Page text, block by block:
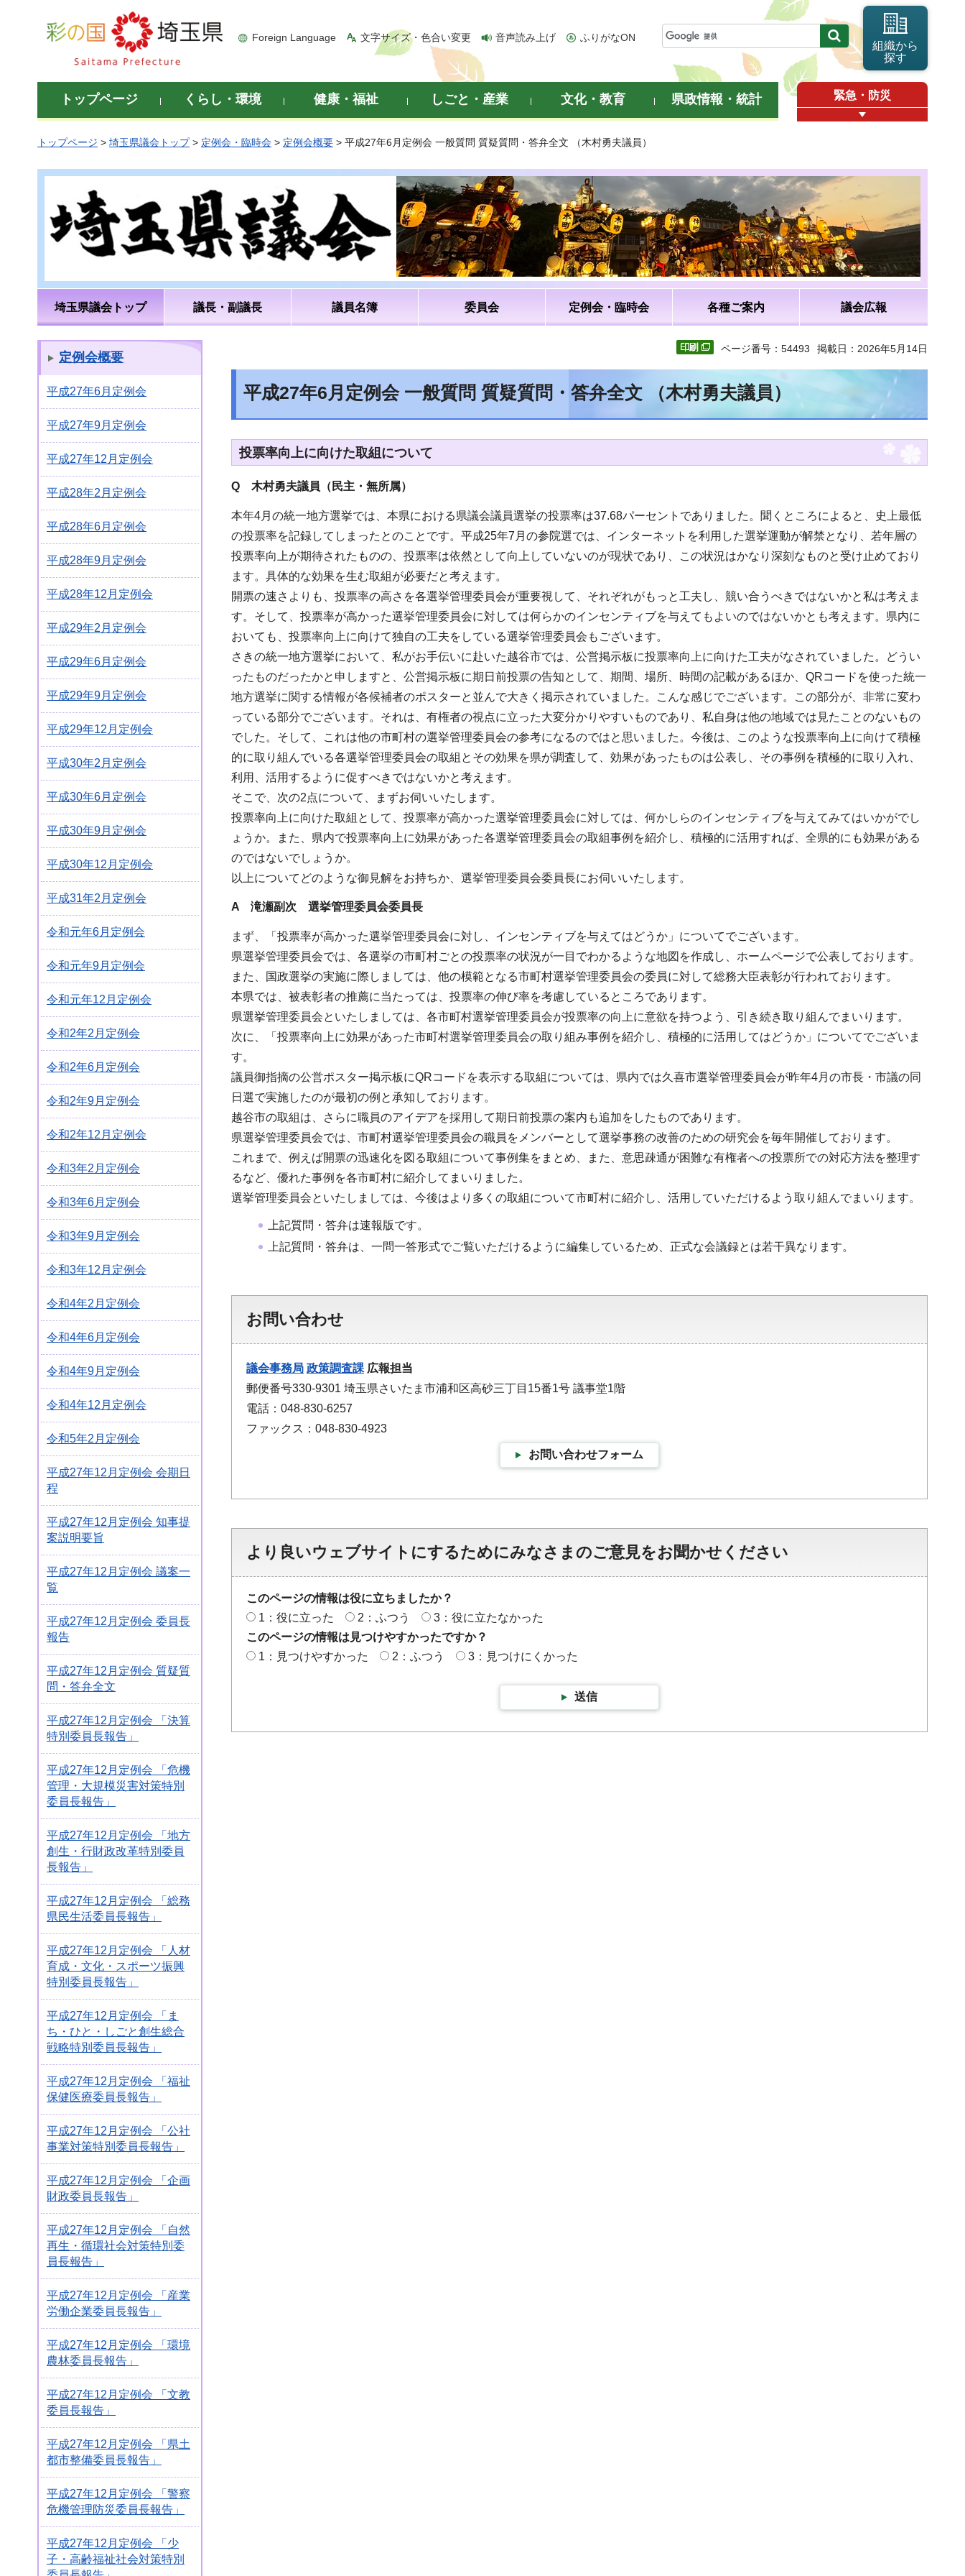
彩の国 埼玉県
Foreign Language 文字サイズ・色合い変更 音声読み上げ ふりがなON
組織から
探す
トップページ くらし・環境 健康・福祉 しごと・産業 文化・教育 県政情報・統計 緊急・防災
トップページ > 埼玉県議会トップ> 定例会・臨時会 > 定例会概要 > 平成27年6月定例会 一般質問 質疑質問・答弁全文 （木村勇夫議員）
埼玉県議会トップ 議長・副議長 議員名簿 委員会 定例会・臨時会 各種ご案内 議会広報
定例会概要
平成27年6月定例会
平成27年9月定例会
平成27年12月定例会
平成28年2月定例会
平成28年6月定例会
平成28年9月定例会
平成28年12月定例会
平成29年2月定例会
平成29年6月定例会
平成29年9月定例会
平成29年12月定例会
平成30年2月定例会
平成30年6月定例会
平成30年9月定例会
平成30年12月定例会
平成31年2月定例会
令和元年6月定例会
令和元年9月定例会
令和元年12月定例会
令和2年2月定例会
令和2年6月定例会
令和2年9月定例会
令和2年12月定例会
令和3年2月定例会
令和3年6月定例会
令和3年9月定例会
令和3年12月定例会
令和4年2月定例会
令和4年6月定例会
令和4年9月定例会
令和4年12月定例会
令和5年2月定例会
平成27年12月定例会 会期日
程
平成27年12月定例会 知事提
案説明要旨
平成27年12月定例会 議案一
覧
平成27年12月定例会 委員長
報告
平成27年12月定例会 質疑質
問・答弁全文
平成27年12月定例会 「決算
特別委員長報告」
平成27年12月定例会 「危機
管理・大規模災害対策特別
委員長報告」
平成27年12月定例会 「地方
創生・行財政改革特別委員
長報告」
平成27年12月定例会 「総務
県民生活委員長報告」
平成27年12月定例会 「人材
育成・文化・スポーツ振興
特別委員長報告」
平成27年12月定例会 「ま
ち・ひと・しごと創生総合
戦略特別委員長報告」
平成27年12月定例会 「福祉
保健医療委員長報告」
平成27年12月定例会 「公社
事業対策特別委員長報告」
平成27年12月定例会 「企画
財政委員長報告」
平成27年12月定例会 「自然
再生・循環社会対策特別委
員長報告」
平成27年12月定例会 「産業
労働企業委員長報告」
平成27年12月定例会 「環境
農林委員長報告」
平成27年12月定例会 「文教
委員長報告」
平成27年12月定例会 「県土
都市整備委員長報告」
平成27年12月定例会 「警察
危機管理防災委員長報告」
平成27年12月定例会 「少
子・高齢福祉社会対策特別
ページ番号：54493 掲載日：2026年5月14日
平成27年6月定例会 一般質問 質疑質問・答弁全文 （木村勇夫議員）
投票率向上に向けた取組について
Q 木村勇夫議員（民主・無所属）
本年4月の統一地方選挙では、本県における県議会議員選挙の投票率は37.68パーセントでありました。聞くところによると、史上最低
の投票率を記録してしまったとのことです。平成25年7月の参院選では、インターネットを利用した選挙運動が解禁となり、若年層の
投票率向上が期待されたものの、投票率は依然として向上していないのが現状であり、この状況はかなり深刻なものと受け止めており
ます。具体的な効果を生む取組が必要だと考えます。
開票の速さよりも、投票率の高さを各選挙管理委員会が重要視して、それぞれがもっと工夫し、競い合うべきではないかと私は考えま
す。そして、投票率が高かった選挙管理委員会に対しては何らかのインセンティブを与えてもよいのではないかとも考えます。県内に
おいても、投票率向上に向けて独自の工夫をしている選挙管理委員会もございます。
さきの統一地方選挙において、私がお手伝いに赴いた越谷市では、公営掲示板に投票率向上に向けた工夫がなされていました。どうい
ったものだったかと申しますと、公営掲示板に期日前投票の告知として、期間、場所、時間の記載があるほか、QRコードを使った統一
地方選挙に関する情報が各候補者のポスターと並んで大きく掲示されていました。こんな感じでございます。この部分が、非常に変わ
っている部分でございます。それは、有権者の視点に立った大変分かりやすいものであり、私自身は他の地域では見たことのないもの
でした。そして、これは他の市町村の選挙管理委員会の参考になるのではと思いました。今後は、このような投票率向上に向けて積極
的に取り組んでいる各選挙管理委員会の取組とその効果を県が調査して、効果があったものは公表し、その事例を積極的に取り入れ、
利用、活用するように促すべきではないかと考えます。
そこで、次の2点について、まずお伺いいたします。
投票率向上に向けた取組として、投票率が高かった選挙管理委員会に対しては、何かしらのインセンティブを与えてみてはいかがでし
ょうか。また、県内で投票率向上に効果があった各選挙管理委員会の取組事例を紹介し、積極的に活用すれば、全県的にも効果がある
のではないでしょうか。
以上についてどのような御見解をお持ちか、選挙管理委員会委員長にお伺いいたします。
A 滝瀬副次 選挙管理委員会委員長
まず、「投票率が高かった選挙管理委員会に対し、インセンティブを与えてはどうか」についてでございます。
県選挙管理委員会では、各選挙の市町村ごとの投票率の状況が一目でわかるような地図を作成し、ホームページで公表しております。
また、国政選挙の実施に際しましては、他の模範となる市町村選挙管理委員会の委員に対して総務大臣表彰が行われております。
本県では、被表彰者の推薦に当たっては、投票率の伸び率を考慮しているところであります。
県選挙管理委員会といたしましては、各市町村選挙管理委員会が投票率の向上に意欲を持つよう、引き続き取り組んでまいります。
次に、「投票率向上に効果があった市町村選挙管理委員会の取り組み事例を紹介し、積極的に活用してはどうか」についてでございま
す。
議員御指摘の公営ポスター掲示板にQRコードを表示する取組については、県内では久喜市選挙管理委員会が昨年4月の市長・市議の同
日選で実施したのが最初の例と承知しております。
越谷市の取組は、さらに職員のアイデアを採用して期日前投票の案内も追加をしたものであります。
県選挙管理委員会では、市町村選挙管理委員会の職員をメンバーとして選挙事務の改善のための研究会を毎年開催しております。
これまで、例えば開票の迅速化を図る取組について事例集をまとめ、また、意思疎通が困難な有権者への投票所での対応方法を整理す
るなど、優れた事例を各市町村に紹介してまいりました。
選挙管理委員会といたしましては、今後はより多くの取組について市町村に紹介し、活用していただけるよう取り組んでまいります。
上記質問・答弁は速報版です。
上記質問・答弁は、一問一答形式でご覧いただけるように編集しているため、正式な会議録とは若干異なります。
お問い合わせ
議会事務局 政策調査課 広報担当
郵便番号330-9301 埼玉県さいたま市浦和区高砂三丁目15番1号 議事堂1階
電話：048-830-6257
ファックス：048-830-4923
お問い合わせフォーム
より良いウェブサイトにするためにみなさまのご意見をお聞かせください
このページの情報は役に立ちましたか？
1：役に立った
2：ふつう
3：役に立たなかった
このページの情報は見つけやすかったですか？
1：見つけやすかった
2：ふつう 3：見つけにくかった
送信